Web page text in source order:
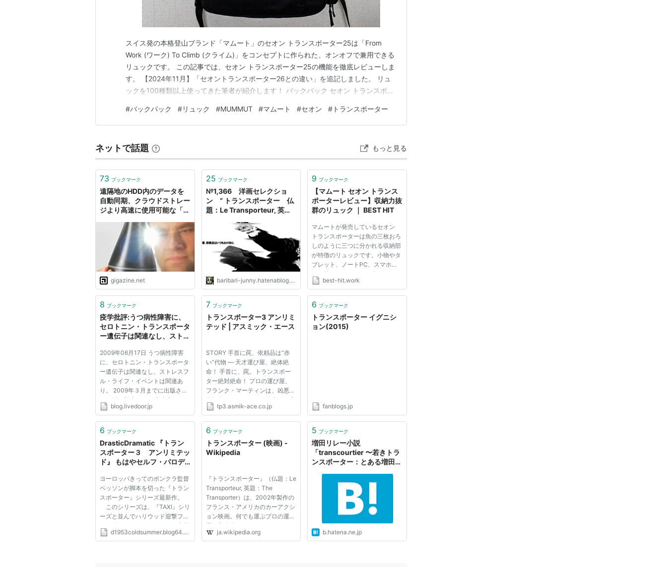
リック・ヤング
ダグ・ランド （渡辺英雄）
女性秘書………
オードリー・ハム （よのひかり）
スイス発の本格登山ブランド「マムート」のセオン トランスポーター25は「From
Work (ワーク) To Climb (クライム)」をコンセプトに作られた、オンオフで兼用できる
リュックです。 この記事では、セオン トランスポーター25の機能を徹底レビューしま
す。 【2024年11月】「セオントランスポーター26との違い」を追記しました。 リュ
ックを100種類以上使ってきた筆者が紹介します！ バックパック セオン トランスポー
ランスポーター25の外見レビュー スッキリとし…
#バックパック #リュック #MUMMUT #マムート #セオン # トランスポーター
ネットで話題 もっと見る
73 ブックマーク
遠隔地のHDD内のデータを
自動同期、クラウドストレー
ジより高速に使用可能な「ト
gigazine.net
25 ブックマーク
№1,366 洋画セレクショ
ン “ トランスポーター 仏
題：Le Transporteur, 英
万 屋 情 報 発 信 局
baribari-junny.hatenablog.com
9 ブックマーク
【マムート セオン トランス
ポーターレビュー】収納力抜
群のリュック ｜ BEST HIT
マムートが発売しているセオン
トランスポーターは魚の三枚おろ
しのように三つに分かれる収納部
が特徴のリュックです。小物やタ
ブレット、ノートPC、スマホな
ど、持っていくものが多く、それ
ぞれ収納品ごとに分けたい場合に
best-hit.work
8 ブックマーク
疫学批評:うつ病性障害に、
セロトニン・トランスポータ
ー遺伝子は関連なし、ストレ
関連あり。
2009年06月17日 うつ病性障害
に、セロトニン・トランスポータ
ー遺伝子は関連なし、ストレスフ
ル・ライフ・イベントは関連あ
り。 2009年３月までに出版され
た14件の論文（うつ病患者1,769
人、比較群12,481人）を集計して
つ病と関連があると考えられてい
遺伝...
blog.livedoor.jp
7 ブックマーク
トランスポーター3 アンリミ
テッド | アスミック・エース
STORY 手首に罠、依頼品は“赤
い”代物 ― 天才運び屋、絶体絶
命！ 手首に、罠。トランスポー
ター絶対絶命！ プロの運び屋、
フランク・マーティンは、凶悪な
依頼人・ジョンソンの仕事を一度
は断るものの、不意打ちされ、目
離れると爆死”という罠が仕掛け
代物”を...
tp3.asmik-ace.co.jp
6 ブックマーク
トランスポーター イグニシ
ョン(2015)
fanblogs.jp
6 ブックマーク
DrasticDramatic 『トラン
スポーター３ アンリミテッ
ド』 もはやセルフ・パロデ
（2009／フランス 監督：
オリヴィエ・メガトン 製
作：リュック・ベッソン）
ヨーロッパきってのボンクラ監督
ベッソンが脚本を切った『トラン
スポーター』シリーズ最新作。
このシリーズは、『TAXI』シリ
ーズと並んでハリウッド迎撃フラ
ンスボンクラアクションの二大巨
頭とは言われるものの、その実、
d1953coldsummer.blog64.fc2.com
6 ブックマーク
トランスポーター (映画) -
Wikipedia
『トランスポーター』（仏題：Le
Transporteur, 英題：The
Transporter）は、2002年製作の
フランス・アメリカのカーアクシ
ョン映画。何でも運ぶプロの運び
屋を主人公とするカーアクション
映画である。『TAXi』シリーズ等
ja.wikipedia.org
5 ブックマーク
増田リレー小説
「transcourtier 〜若きトラ
ンスポーター：とある増田運
b.hatena.ne.jp